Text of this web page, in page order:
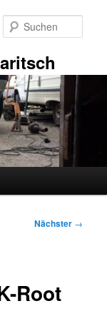
Nächster →
Root